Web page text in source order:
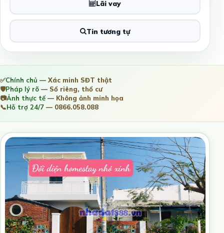
Lãi vay
Tin tương tự
✅Chính chủ — Xác minh SĐT thật
🛡️Pháp lý rõ — Sổ riêng, thổ cư
📷Ảnh thực tế— Không ảnh minh họa
📞Hỗ trợ 24/7 — 0866.058.088